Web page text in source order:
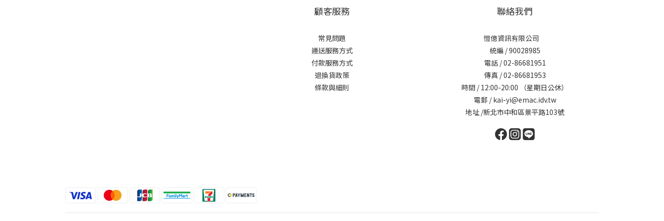
顧客服務
常見問題
運送服務方式
付款服務方式
退換貨政策
條款與細則
聯絡我們
愷億資訊有限公司
統編 / 90028985
電話 / 02-86681951
傳真 / 02-86681953
時間 / 12:00-20:00 （星期日公休）
電郵 / kai-yi@emac.idv.tw
地址 /新北市中和區景平路103號